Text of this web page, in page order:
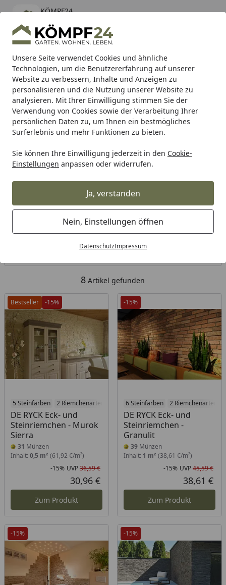
Unsere Seite verwendet Cookies und ähnliche
Technologien, um die Benutzererfahrung auf unserer
Website zu verbessern, Inhalte und Anzeigen zu
personalisieren und die Nutzung unserer Website zu
analysieren. Mit Ihrer Einwilligung stimmen Sie der
Verwendung von Cookies sowie der Verarbeitung Ihrer
persönlichen Daten zu, um Ihnen ein bestmögliches
Surferlebnis und mehr Funktionen zu bieten.
Sie können Ihre Einwilligung jederzeit in den Cookie-
Einstellungen anpassen oder widerrufen.
Ja, verstanden
Nein, Einstellungen öffnen
DatenschutzImpressum
KÖMPF24
kostenlos - Im App Store
Hotline
Alle Produkte
Mein Konto
Suchen
Karibu Pools inkl. gratis Sandfilteranlage & Pool-
Starterset (Gesamtwert bis 468,99€)
Startseite
Renovieren & Bauen Fassadenverkleidungen Stein
Steinriemchen & Eckriemchen
Ihre Artikelübersicht
Kategorien
8 Artikel gefunden
Bestseller -15%
5 Steinfarben 2 Riemchenarten
DE RYCK Eck- und
Steinriemchen - Murok
Sierra
31 Münzen
Inhalt: 0,5 m² (61,92 €/m²)
Rabatt in Prozent
-15%
Ursprünglicher Preis
UVP36,59 €
Aktueller Preis
30,96 €
Zum Produkt
-15%
6 Steinfarben 2 Riemchenarten
DE RYCK Eck- und
Steinriemchen -
Granulit
39Münzen
Inhalt: 1 m² (38,61 €/m²)
-15% UVP45,59 €
38,61 €
Zum Produkt
-15% -15%